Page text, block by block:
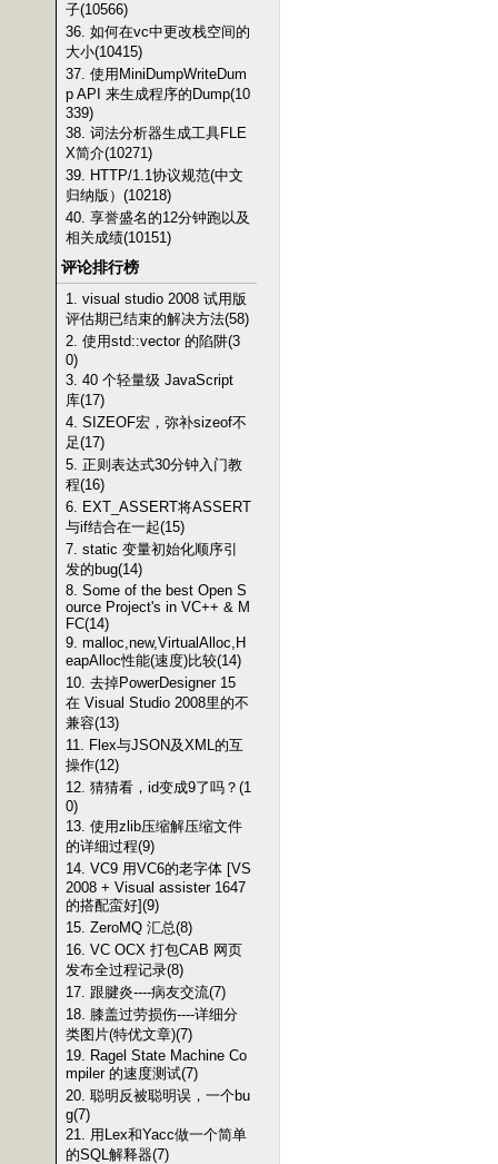
子(10566)
36. 如何在vc中更改栈空间的
大小(10415)
37. 使用MiniDumpWriteDum
p API 来生成程序的Dump(10
339)
38. 词法分析器生成工具FLE
X简介(10271)
39. HTTP/1.1协议规范(中文
归纳版）(10218)
40. 享誉盛名的12分钟跑以及
相关成绩(10151)
评论排行榜
1. visual studio 2008 试用版
评估期已结束的解决方法(58)
2. 使用std::vector 的陷阱(3
0)
3. 40 个轻量级 JavaScript
库(17)
4. SIZEOF宏，弥补sizeof不
足(17)
5. 正则表达式30分钟入门教
程(16)
6. EXT_ASSERT将ASSERT
与if结合在一起(15)
7. static 变量初始化顺序引
发的bug(14)
8. Some of the best Open S
ource Project's in VC++ & M
FC(14)
9. malloc,new,VirtualAlloc,H
eapAlloc性能(速度)比较(14)
10. 去掉PowerDesigner 15
在 Visual Studio 2008里的不
兼容(13)
11. Flex与JSON及XML的互
操作(12)
12. 猜猜看，id变成9了吗？(1
0)
13. 使用zlib压缩解压缩文件
的详细过程(9)
14. VC9 用VC6的老字体 [VS
2008 + Visual assister 1647
的搭配蛮好](9)
15. ZeroMQ 汇总(8)
16. VC OCX 打包CAB 网页
发布全过程记录(8)
17. 跟腱炎----病友交流(7)
18. 膝盖过劳损伤----详细分
类图片(特优文章)(7)
19. Ragel State Machine Co
mpiler 的速度测试(7)
20. 聪明反被聪明误，一个bu
g(7)
21. 用Lex和Yacc做一个简单
的SQL解释器(7)